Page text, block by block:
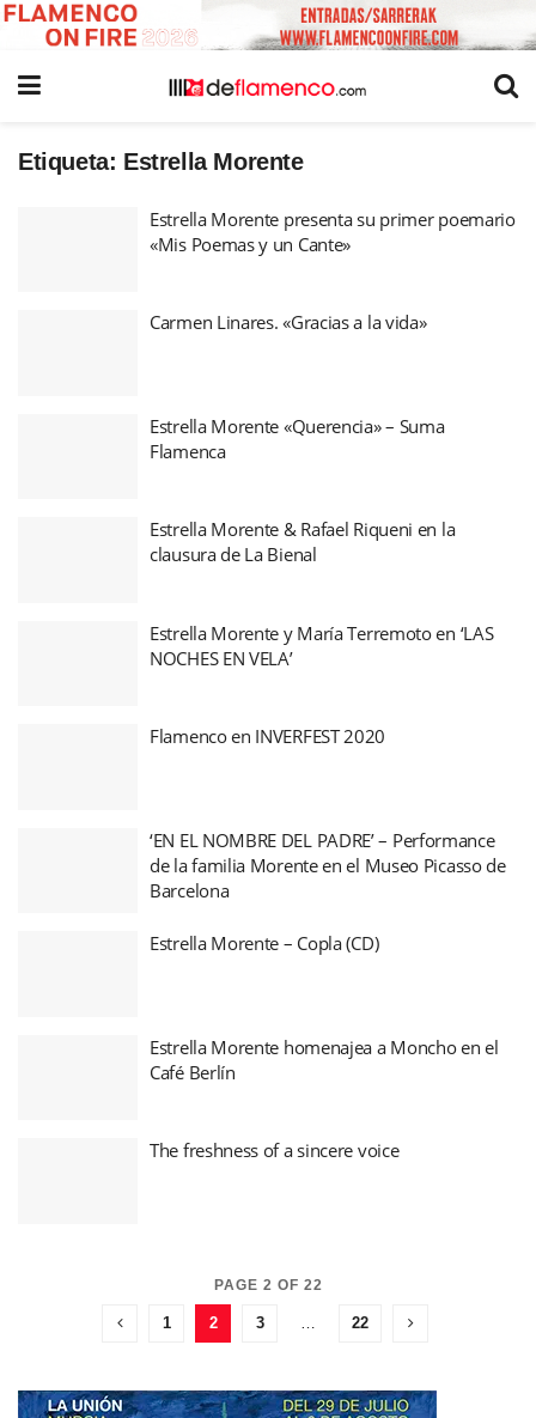
Etiqueta: Estrella Morente
Estrella Morente presenta su primer poemario
«Mis Poemas y un Cante»
Carmen Linares. «Gracias a la vida»
Estrella Morente «Querencia» – Suma
Flamenca
Estrella Morente & Rafael Riqueni en la
clausura de La Bienal
Estrella Morente y María Terremoto en ‘LAS
NOCHES EN VELA’
Flamenco en INVERFEST 2020
‘EN EL NOMBRE DEL PADRE’ – Performance
de la familia Morente en el Museo Picasso de
Barcelona
Estrella Morente – Copla (CD)
Estrella Morente homenajea a Moncho en el
Café Berlín
The freshness of a sincere voice
PAGE 2 OF 22
1 2 3 22